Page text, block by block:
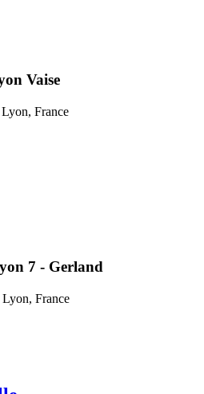
Vaise
France
7 - Gerland
France